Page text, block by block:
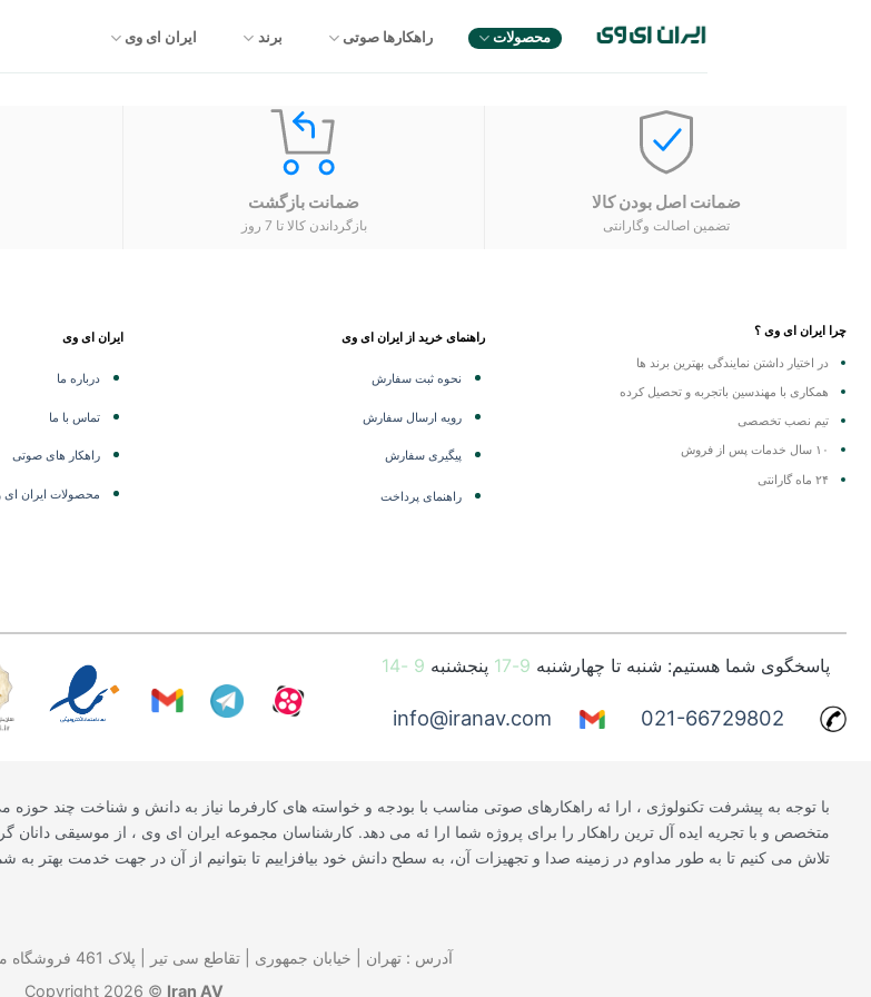
محصولات راهکارها صوتی برند ایران ای وی
ضمانت اصل بودن کالا
تضمین اصالت وگارانتی
ضمانت بازگشت
بازگرداندن کالا تا 7 روز
چرا ایران ای وی ؟
در اختیار داشتن نمایندگی بهترین برند ها
همکاری با مهندسین باتجربه و تحصیل کرده
تیم نصب تخصصی
۱۰ سال خدمات پس از فروش
۲۴ ماه گارانتی
راهنمای خرید از ایران ای وی
نحوه ثبت سفارش
رویه ارسال سفارش
پیگیری سفارش
راهنمای پرداخت
ایران ای وی
درباره ما
تماس با ما
راهکار های صوتی
محصولات ایران
پاسخگوی شما هستیم: شنبه تا چهارشنبه پنجشنبه 9 -14
021-66729802
info@iranav.com
با توجه به پیشرفت تکنولوژی ، ارا ئه راهکارهای صوتی مناسب با بودجه و خواسته های کارفرما نیاز به دانش و شناخت چند حوزه
متخصص و با تجریه ایده آل ترین راهکار را برای پروژه شما ارا ئه می دهد. کارشناسان مجموعه ایران ای وی ، از موسیقی دانان
تلاش می کنیم تا به طور مداوم در زمینه صدا و تجهیزات آن، به سطح دانش خود بیافزاییم تا بتوانیم از آن در جهت خدمت بهتر به
آدرس : تهران | خیابان جمهوری | تقاطع سی تیر | پلاک 461 فروشگاه ماهان تلفن :4-66729802-021
Copyright 2026 © Iran AV